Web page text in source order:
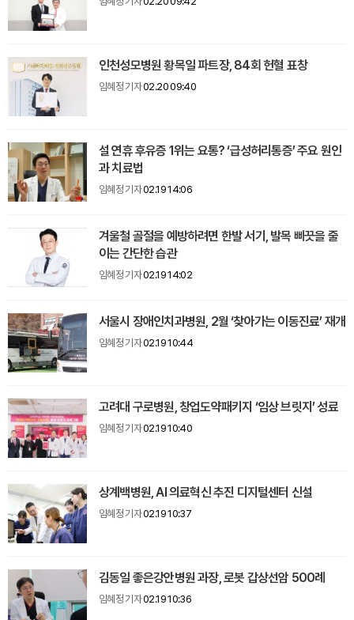
인천성모병원 황목일 파트장, 84회 헌혈 표창
임혜정 기자02.20 09:40
설 연휴 후유증 1위는 요통? ‘급성허리통증’ 주요 원인
과 치료법
임혜정 기자02.19 14:06
겨울철 골절을 예방하려면 한발 서기, 발목 삐끗을 줄
이는 간단한 습관
임혜정 기자02.19 14:02
서울시 장애인치과병원, 2월 ‘찾아가는 이동진료’ 재개
임혜정 기자02.19 10:44
고려대 구로병원, 창업도약패키지 ‘임상 브릿지’ 성료
임혜정 기자02.19 10:40
상계백병원, AI 의료혁신 추진 디지털센터 신설
임혜정 기자02.19 10:37
김동일 좋은강안병원 과장, 로봇 갑상선암 500례
임혜정 기자02.19 10:36